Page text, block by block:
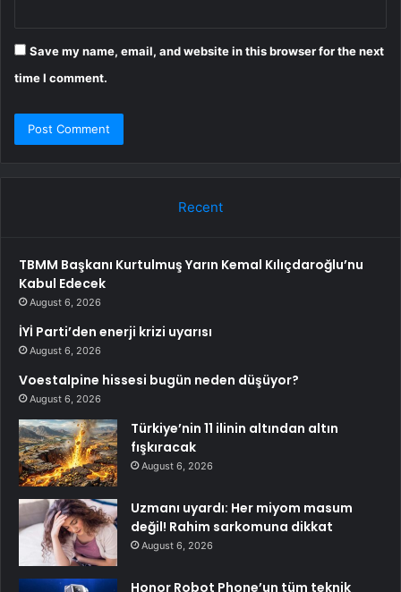
Save my name, email, and website in this browser for the next
time I comment.
Recent
TBMM Başkanı Kurtulmuş Yarın Kemal Kılıçdaroğlu’nu
Kabul Edecek
August 6, 2026
İYİ Parti’den enerji krizi uyarısı
August 6, 2026
Voestalpine hissesi bugün neden düşüyor?
August 6, 2026
Türkiye’nin 11 ilinin altından altın
fışkıracak
August 6, 2026
Uzmanı uyardı: Her miyom masum
değil! Rahim sarkomuna dikkat
August 6, 2026
Honor Robot Phone’un tüm teknik